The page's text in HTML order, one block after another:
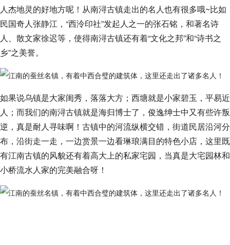
人杰地灵的好地方呢！从南浔古镇走出的名人也有很多哦~比如
民国奇人张静江，“西泠印社”发起人之一的张石铭，和著名诗
人、散文家徐迟等，使得南浔古镇还有着“文化之邦”和“诗书之
乡”之美誉。
如果说乌镇是大家闺秀，落落大方；西塘就是小家碧玉，平易近
人；而我们的南浔古镇就是海归博士了，俊逸绅士中又有些许叛
逆，真是耐人寻味啊！古镇中的河流纵横交错，街道民居沿河分
布，沿街走一走，一边赏景一边看琳琅满目的特色小店，这里既
有江南古镇的风貌还有着高大上的私家宅园，当真是大宅园林和
小桥流水人家的完美融合呀！